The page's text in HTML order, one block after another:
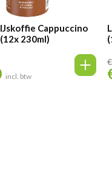
Cappuccino
230ml)
Huidige
incl. btw
€